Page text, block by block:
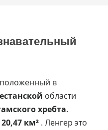
в
области
хребта.
20,47 км² . Ленгер это